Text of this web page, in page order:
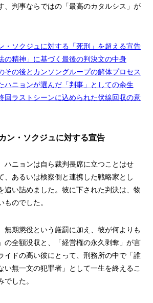
、判事ならではの「最高のカタルシス」が
・ソクジュに対する「死刑」を超える宣告
の精神」に基づく最後の判決文の中身
その後とカンソングループの解体プロセス
ハニョンが選んだ「判事」としての余生
回ラストシーンに込められた伏線回収の意
ン・ソクジュに対する宣告
ハニョンは自ら裁判長席に立つことはせ
、あるいは検察側と連携した戦略家とし
追い詰めました。彼に下された判決は、物
のでした。
無期懲役という厳罰に加え、彼が何よりも
の全額没収と、「経営権の永久剥奪」が言
イドの高い彼にとって、刑務所の中で「誰
い無一文の犯罪者」として一生を終えるこ
でした。